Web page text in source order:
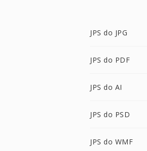
JPS do JPG
JPS do PDF
JPS do AI
JPS do PSD
JPS do WMF